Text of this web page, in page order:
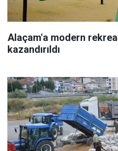
Alaçam'a modern
kazandırıldı